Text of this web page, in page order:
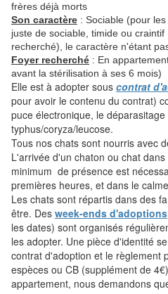
frères déjà morts
Son caractère : Sociable (pour
juste de sociable, timide ou
recherché), le caractère n'étant
Foyer recherché : En
avant la stérilisation à ses 6 mois)
Elle est à adopter sous contrat
pour avoir le contenu du contrat)
puce électronique, le
typhus/coryza/leucose.
Tous nos chats sont nourris avec
L'arrivée d'un chaton ou chat
minimum de présence est
premières heures, et dans le
Les chats sont répartis dans des
être. Des week-ends d'adoptions
les dates) sont organisés
les adopter. Une pièce d'identité
contrat d'adoption et le règlement
espèces ou CB (supplément de
appartement, nous demandons